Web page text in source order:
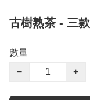
古樹熟茶 - 三
數量
−
+